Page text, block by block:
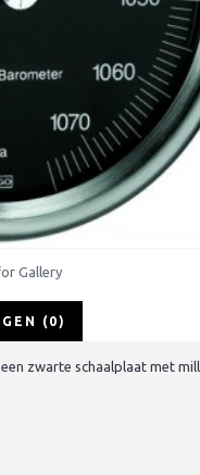
Gallery
(0)
zwarte schaalplaat met